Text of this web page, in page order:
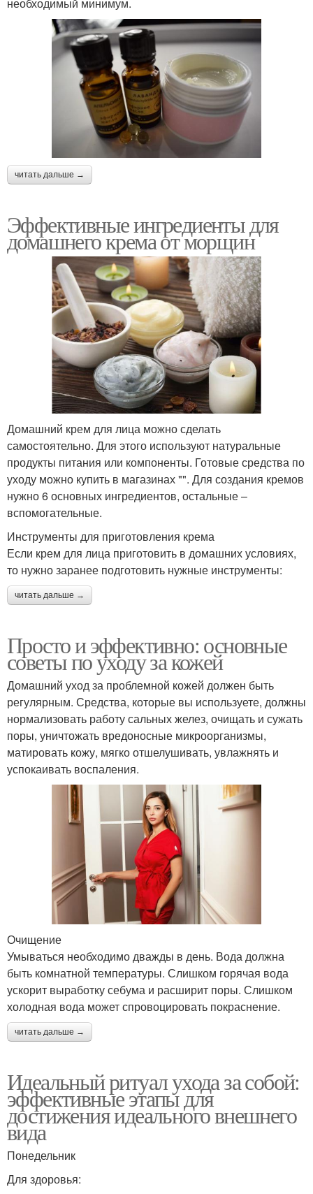
читать дальше →
Эффективные ингредиенты для
домашнего крема от морщин
Домашний крем для лица можно сделать
самостоятельно. Для этого используют натуральные
продукты питания или компоненты. Готовые средства по
уходу можно купить в магазинах "". Для создания кремов
нужно 6 основных ингредиентов, остальные –
вспомогательные.
Инструменты для приготовления крема
Если крем для лица приготовить в домашних условиях,
то нужно заранее подготовить нужные инструменты:
читать дальше →
Просто и эффективно: основные
советы по уходу за кожей
Домашний уход за проблемной кожей должен быть
регулярным. Средства, которые вы используете, должны
нормализовать работу сальных желез, очищать и сужать
поры, уничтожать вредоносные микроорганизмы,
матировать кожу, мягко отшелушивать, увлажнять и
успокаивать воспаления.
Очищение
Умываться необходимо дважды в день. Вода должна
быть комнатной температуры. Слишком горячая вода
ускорит выработку себума и расширит поры. Слишком
холодная вода может спровоцировать покраснение.
читать дальше →
Идеальный ритуал ухода за собой:
эффективные этапы для
достижения идеального внешнего
вида
Понедельник
Для здоровья: